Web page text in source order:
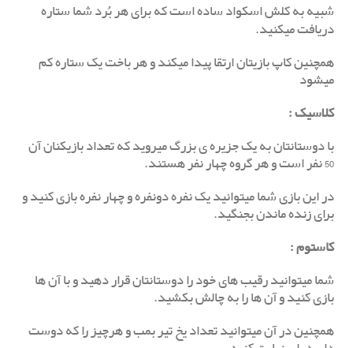
شبیه به کلش اسکواد ساده است که برای هر بُرد شما ستاره
دریافت میکنید.
همچنین کاپ بازیتان ارتقا پیدا میکند و هر باخت یک ستاره کم
میشود
کلاسیک:
با دوستانتان به یک جزیره ی بزرگ میروید که تعداد بازیکنان آن
50 نفر است و هر گروه چهار نفر هستند.
در این بازی شما میتوانید یک نفره دونفره و چهار نفره بازی کنید و
برای زنده ماندن بجنگید.
کاستوم:
شما میتوانید رقیب های خود را دوستانتان قرار دهید و با آن ها
بازی کنید و آن ها را به چالش بکشید.
همچنین در آن میتوانید تعداد یخ تیر بمب و هرچیز را که دوست